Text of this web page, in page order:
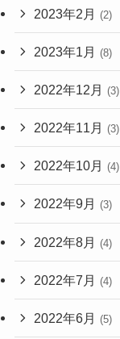
2023年2月 (2)
2023年1月 (8)
2022年12月 (3)
2022年11月 (3)
2022年10月 (4)
2022年9月 (3)
2022年8月 (4)
2022年7月 (4)
2022年6月 (5)